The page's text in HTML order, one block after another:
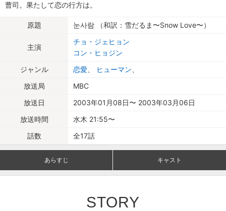
曹司。果たして恋の行方は。
原題 눈사람 （和訳：雪だるま〜Snow Love〜）
主演
チョ・ジェヒョン
コン・ヒョジン
ジャンル
恋愛 ヒューマン
放送局
MBC
放送日
2003年01月08日〜 2003年03月06日
放送時間
水木 21:55〜
話数
全17話
あらすじ キャスト
STORY